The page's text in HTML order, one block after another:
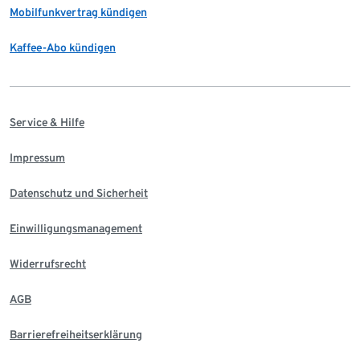
Mobilfunkvertrag kündigen
Kaffee-Abo kündigen
Service & Hilfe
Impressum
Datenschutz und Sicherheit
Einwilligungsmanagement
Widerrufsrecht
AGB
Barrierefreiheitserklärung